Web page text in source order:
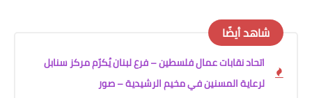
شاهد أيضًا
اتحاد نقابات عمال فلسطين – فرع لبنان يُكرّم مركز سنابل
لرعاية المسنين في مخيم الرشيدية – صور